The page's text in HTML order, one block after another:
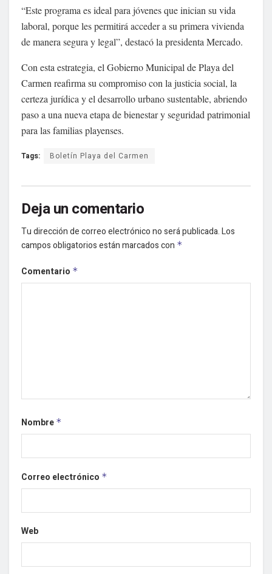
“Este programa es ideal para jóvenes que inician su vida
laboral, porque les permitirá acceder a su primera vivienda
de manera segura y legal”, destacó la presidenta Mercado.
Con esta estrategia, el Gobierno Municipal de Playa del
Carmen reafirma su compromiso con la justicia social, la
certeza jurídica y el desarrollo urbano sustentable, abriendo
paso a una nueva etapa de bienestar y seguridad patrimonial
para las familias playenses.
Tags: Boletín Playa del Carmen
Deja un comentario
Tu dirección de correo electrónico no será publicada.Los
campos obligatorios están marcados con *
Comentario *
Nombre *
Correo electrónico *
Web